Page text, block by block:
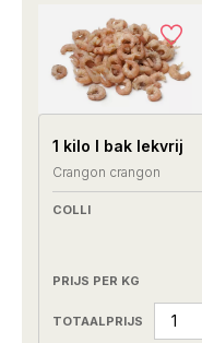
1 kilo I bak lekvrij
Crangon crangon